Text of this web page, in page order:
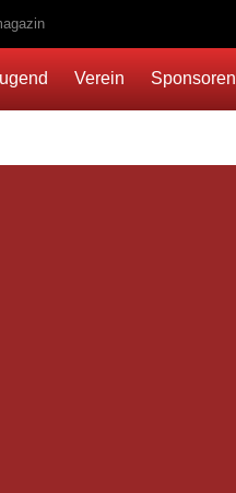
Verein Sponsoren